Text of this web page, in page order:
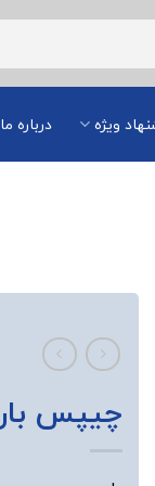
ویژه درباره ما
چیپس